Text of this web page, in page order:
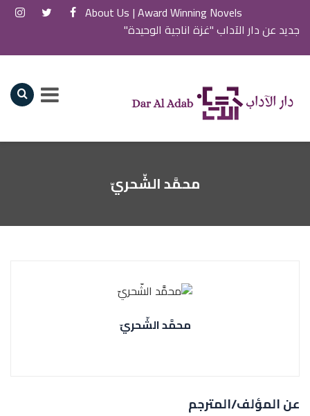
Award Winning Novels |
About Us
جديد عن دار الآداب "غزة اناجية الوحيدة"
محمَّد الشّحريّ
محمَّد الشّحريّ
عن المؤلف/المترجم